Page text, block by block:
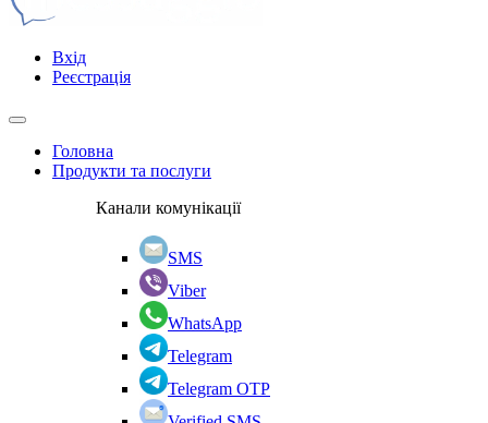
Вхід
Реєстрація
Головна
Продукти та послуги
Канали комунікації
SMS
Viber
WhatsApp
Telegram
Telegram OTP